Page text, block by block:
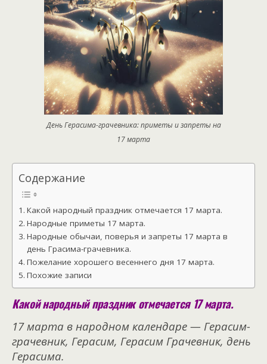
День Герасима-грачевника: приметы и запреты на
17 марта
Содержание
Какой народный праздник отмечается 17 марта.
Народные приметы 17 марта.
Народные обычаи, поверья и запреты 17 марта в
день Грасима-грачевника.
Пожелание хорошего весеннего дня 17 марта.
Похожие записи
Какой народный праздник отмечается 17 марта.
17 марта в народном календаре — Герасим-
грачевник, Герасим, Герасим Грачевник, день
Герасима.